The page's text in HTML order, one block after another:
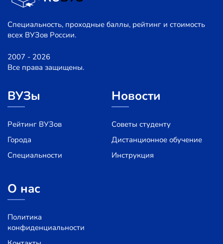
Специальность, проходные баллы, рейтинг и стоимость
всех ВУЗов России.
2007 - 2026
Все права защищены.
ВУЗы
Рейтинг ВУЗов
Города
Специальности
Новости
Советы студенту
Дистанционное обучение
Инструкция
О нас
Политика
конфиденциальности